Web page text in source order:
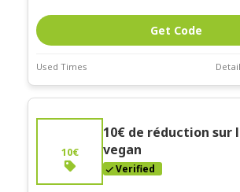
Get Code
Used Times
Deal Stats
Expires:
Coupon Description
"Commande minimum de 40€"
10€
10€ de réduction sur
vegan
Verified